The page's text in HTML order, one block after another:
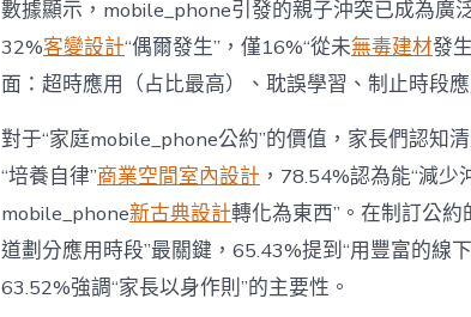
西”，
而
非
“家
庭
戰
場”〉
中
數據顯示，mobile_phone引發的親子沖突已成為廣
32%客變設計“偶爾發生”，僅16%“從未無毒建材發
面：超時應用（占比最高）、耽誤學習、制止時段
對于“家庭mobile_phone公約”的價值，家長們認知
“培養自律”商業空間室內設計 ，78.54%認為能“減少
mobile_phone新古典設計轉化為東西”。在制訂公
道劃分應用時段”最關鍵，65.43%提到“用豐富的線
63.52%強調“家長以身作則”的主要性。